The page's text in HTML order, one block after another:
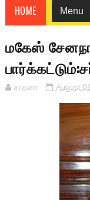
HOME
மகேஸ்
சாதனா August